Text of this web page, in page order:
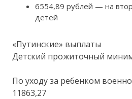
6554,89 рублей — на
детей
«Путинские» выплаты
Детский прожиточный
По уходу за ребенком
11863,27